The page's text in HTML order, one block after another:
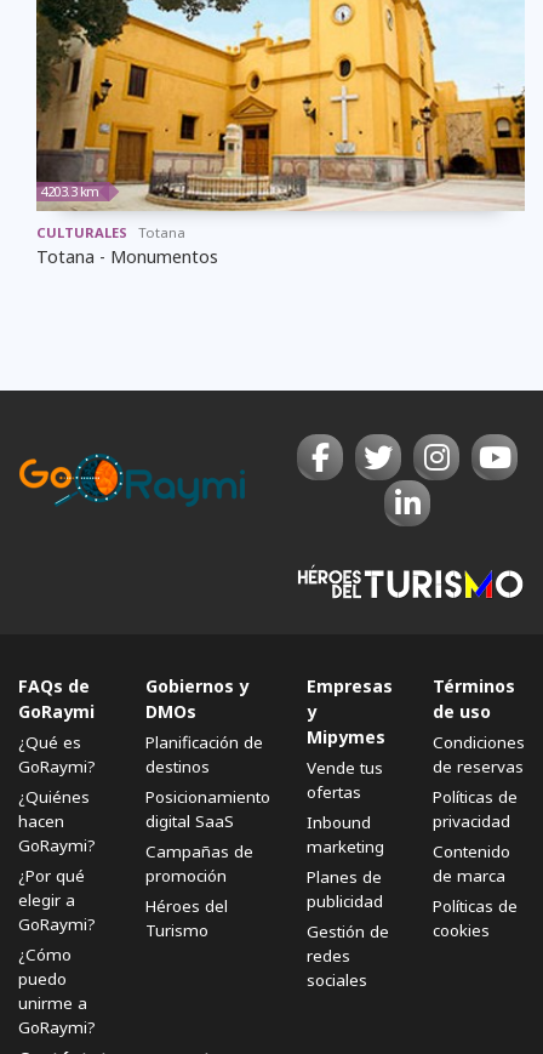
4203.3 km
CULTURALES Totana
Totana - Monumentos
FAQs de
GoRaymi
¿Qué es
GoRaymi?
¿Quiénes
hacen
GoRaymi?
¿Por qué
elegir a
GoRaymi?
¿Cómo
puedo
unirme a
GoRaymi?
Gobiernos y
DMOs
Planificación de
destinos
Posicionamiento
digital SaaS
Campañas de
promoción
Héroes del
Turismo
Empresas
y
Mipymes
Vende tus
ofertas
Inbound
marketing
Planes de
publicidad
Gestión de
redes
sociales
Términos
de uso
Condiciones
de reservas
Políticas de
privacidad
Contenido
de marca
Políticas de
cookies